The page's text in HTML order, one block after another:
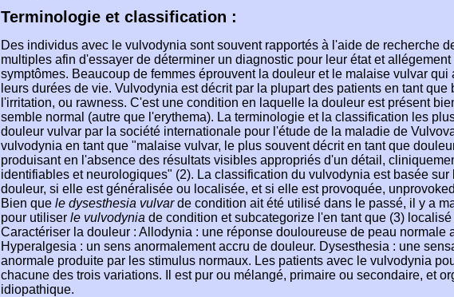
Terminologie et classification :
Des individus avec le vulvodynia sont souvent rapportés à l'aide de recherche
multiples afin d'essayer de déterminer un diagnostic pour leur état et
symptômes. Beaucoup de femmes éprouvent la douleur et le malaise vulvar qui
leurs durées de vie. Vulvodynia est décrit par la plupart des patients en tant que
l'irritation, ou rawness. C'est une condition en laquelle la douleur est présent
semble normal (autre que l'erythema). La terminologie et la classification les
douleur vulvar par la société internationale pour l'étude de la maladie de
vulvodynia en tant que "malaise vulvar, le plus souvent décrit en tant que
produisant en l'absence des résultats visibles appropriés d'un détail,
identifiables et neurologiques" (2). La classification du vulvodynia est basée sur
douleur, si elle est généralisée ou localisée, et si elle est provoquée,
Bien que le dysesthesia vulvarde condition ait été utilisé dans le passé, il y a
pour utiliser le vulvodynia de condition et subcategorize l'en tant que (3)
Caractériser la douleur : Allodynia : une réponse douloureuse de peau normale
Hyperalgesia : un sens anormalement accru de douleur. Dysesthesia : une
anormale produite par les stimulus normaux. Les patients avec le vulvodynia
chacune des trois variations. Il est pur ou mélangé, primaire ou secondaire, et
idiopathique.